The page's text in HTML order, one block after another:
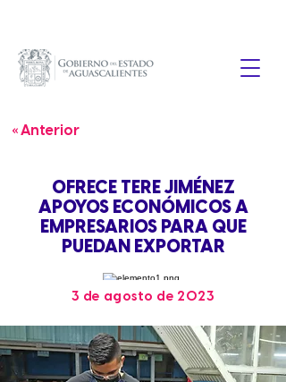
« Anterior
OFRECE TERE JIMÉNEZ
APOYOS ECONÓMICOS A
EMPRESARIOS PARA QUE
PUEDAN EXPORTAR
3 de agosto de 2023